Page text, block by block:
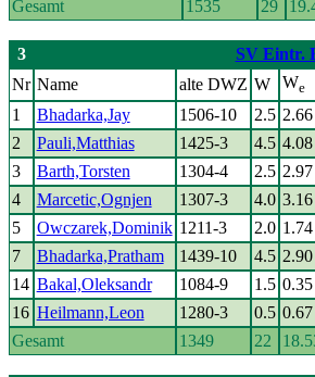
Gesamt
1535 29
3
SV Eintr.
Nr Name alte DWZ W We
1
Bhadarka,Jay 1506-10 2.5 2.66
2
Pauli,Matthias 1425-3 4.5 4.08
3
Barth,Torsten 1304-4 2.5 2.97
4
Marcetic,Ognjen 1307-3 4.0 3.16
5
Owczarek,Dominik 1211-3 2.0 1.74
7
Bhadarka,Pratham 1439-10 4.5 2.90
14 Bakal,Oleksandr 1084-9 1.5 0.35
16 Heilmann,Leon 1280-3 0.5 0.67
Gesamt
1349 22